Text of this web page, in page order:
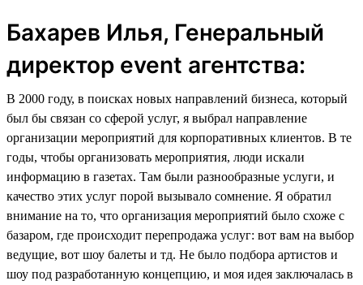
Бахарев Илья, Генеральный
директор event агентства:
В 2000 году, в поисках новых направлений бизнеса, который
был бы связан со сферой услуг, я выбрал направление
организации мероприятий для корпоративных клиентов. В те
годы, чтобы организовать мероприятия, люди искали
информацию в газетах. Там были разнообразные услуги, и
качество этих услуг порой вызывало сомнение. Я обратил
внимание на то, что организация мероприятий было схоже с
базаром, где происходит перепродажа услуг: вот вам на выбор
ведущие, вот шоу балеты и тд. Не было подбора артистов и
шоу под разработанную концепцию, и моя идея заключалась в